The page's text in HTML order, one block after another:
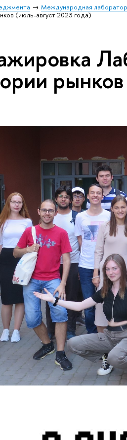
Международная
(июль-август 2023 года)